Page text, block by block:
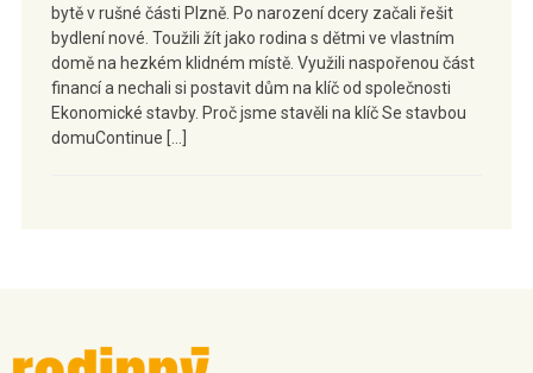
bytě v rušné části Plzně. Po narození dcery začali řešit
bydlení nové. Toužili žít jako rodina s dětmi ve vlastním
domě na hezkém klidném místě. Využili naspořenou část
financí a nechali si postavit dům na klíč od společnosti
Ekonomické stavby. Proč jsme stavěli na klíč Se stavbou
domuContinue […]